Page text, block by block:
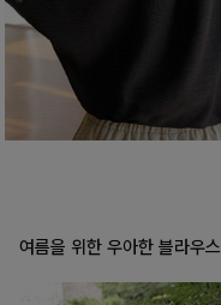
여름을 위한 우아한 블라우스